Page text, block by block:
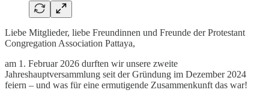
Liebe Mitglieder, liebe Freundinnen und Freunde der Protestant
Congregation Association Pattaya,
am 1. Februar 2026 durften wir unsere zweite
Jahreshauptversammlung seit der Gründung im Dezember 2024
feiern – und was für eine ermutigende Zusammenkunft das war!